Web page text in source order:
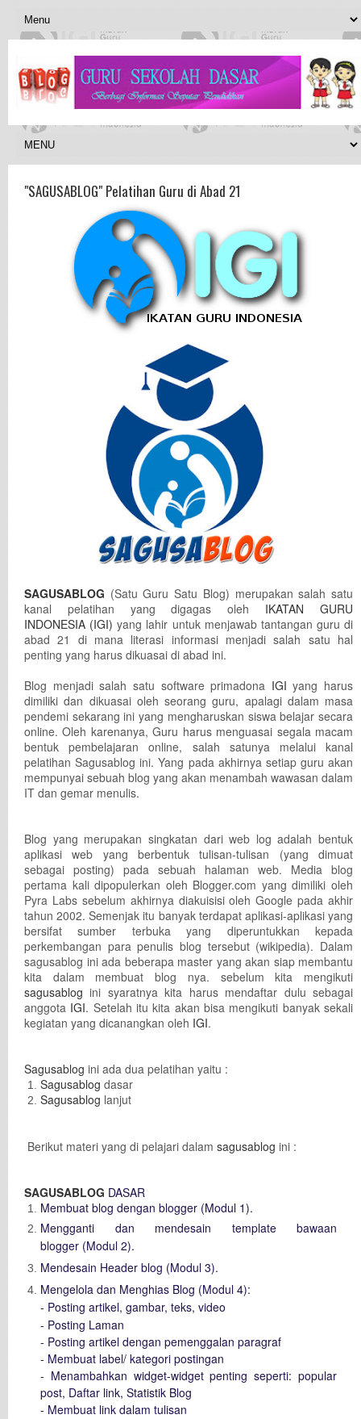
"SAGUSABLOG" Pelatihan Guru di Abad 21
SAGUSABLOG (Satu Guru Satu Blog) merupakan salah satu
kanal pelatihan yang digagas oleh IKATAN GURU
INDONESIA (IGI) yang lahir untuk menjawab tantangan guru di
abad 21 di mana literasi informasi menjadi salah satu hal
penting yang harus dikuasai di abad ini.
Blog menjadi salah satu software primadona IGI yang harus
dimiliki dan dikuasai oleh seorang guru, apalagi dalam masa
pendemi sekarang ini yang mengharuskan siswa belajar secara
online. Oleh karenanya, Guru harus menguasai segala macam
bentuk pembelajaran online, salah satunya melalui kanal
pelatihan Sagusablog ini. Yang pada akhirnya setiap guru akan
mempunyai sebuah blog yang akan menambah wawasan dalam
IT dan gemar menulis.
Blog yang merupakan singkatan dari web log adalah bentuk
aplikasi web yang berbentuk tulisan-tulisan (yang dimuat
sebagai posting) pada sebuah halaman web. Media blog
pertama kali dipopulerkan oleh Blogger.com yang dimiliki oleh
Pyra Labs sebelum akhirnya diakuisisi oleh Google pada akhir
tahun 2002. Semenjak itu banyak terdapat aplikasi-aplikasi yang
bersifat sumber terbuka yang diperuntukkan kepada
perkembangan para penulis blog tersebut (wikipedia). Dalam
sagusablog ini ada beberapa master yang akan siap membantu
kita dalam membuat blog nya. sebelum kita mengikuti
sagusablog ini syaratnya kita harus mendaftar dulu sebagai
anggota IGI. Setelah itu kita akan bisa mengikuti banyak sekali
kegiatan yang dicanangkan oleh IGI.
Sagusablog ini ada dua pelatihan yaitu :
Sagusablog dasar
Sagusablog lanjut
Berikut materi yang di pelajari dalam sagusablog ini :
SAGUSABLOG DASAR
Membuat blog dengan blogger (Modul 1).
Mengganti dan mendesain template bawaan
blogger (Modul 2).
Mendesain Header blog (Modul 3).
Mengelola dan Menghias Blog (Modul 4):
- Posting artikel, gambar, teks, video
- Posting Laman
- Posting artikel dengan pemenggalan paragraf
- Membuat label/ kategori postingan
- Menambahkan widget-widget penting seperti: popular
post, Daftar link, Statistik Blog
- Membuat link dalam tulisan